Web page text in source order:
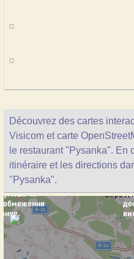
Découvrez des cartes
Visicom et carte
le restaurant "Pysanka". En
itinéraire et les directions
"Pysanka".